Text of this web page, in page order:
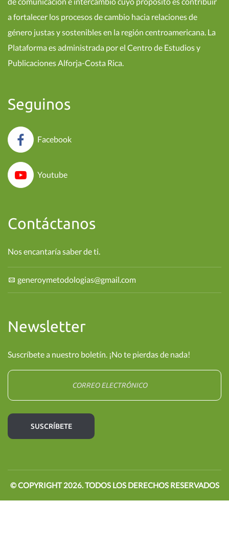
a fortalecer los procesos de cambio hacia relaciones de
género justas y sostenibles en la región centroamericana. La
Plataforma es administrada por el Centro de Estudios y
Publicaciones Alforja-Costa Rica.
Seguinos
Facebook
Youtube
Contáctanos
Nos encantaría saber de ti.
generoymetodologias@gmail.com
Newsletter
Suscríbete a nuestro boletín. ¡No te pierdas de nada!
© COPYRIGHT2026. TODOS LOS DERECHOS RESERVADOS